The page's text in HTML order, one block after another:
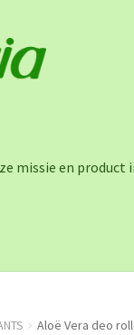
missie en product
Aloë Vera deo